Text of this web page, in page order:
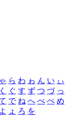
ゃ ら わ ゎ ん い ぃ
く ぐ す ず つ づ っ
で ね へ べ ぺ め
よ ょ ろ を